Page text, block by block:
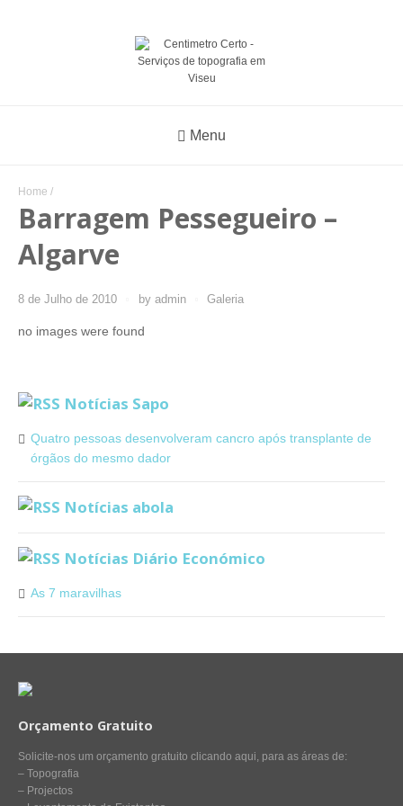
Menu
Home /
Barragem Pessegueiro –
Algarve
8 de Julho de 2010 by admin Galeria
no images were found
Notícias Sapo
Quatro pessoas desenvolveram cancro após transplante de
órgãos do mesmo dador
Notícias abola
Notícias Diário Económico
As 7 maravilhas
Orçamento Gratuito
Solicite-nos um orçamento gratuito clicando aqui, para as áreas de:
– Topografia
– Projectos